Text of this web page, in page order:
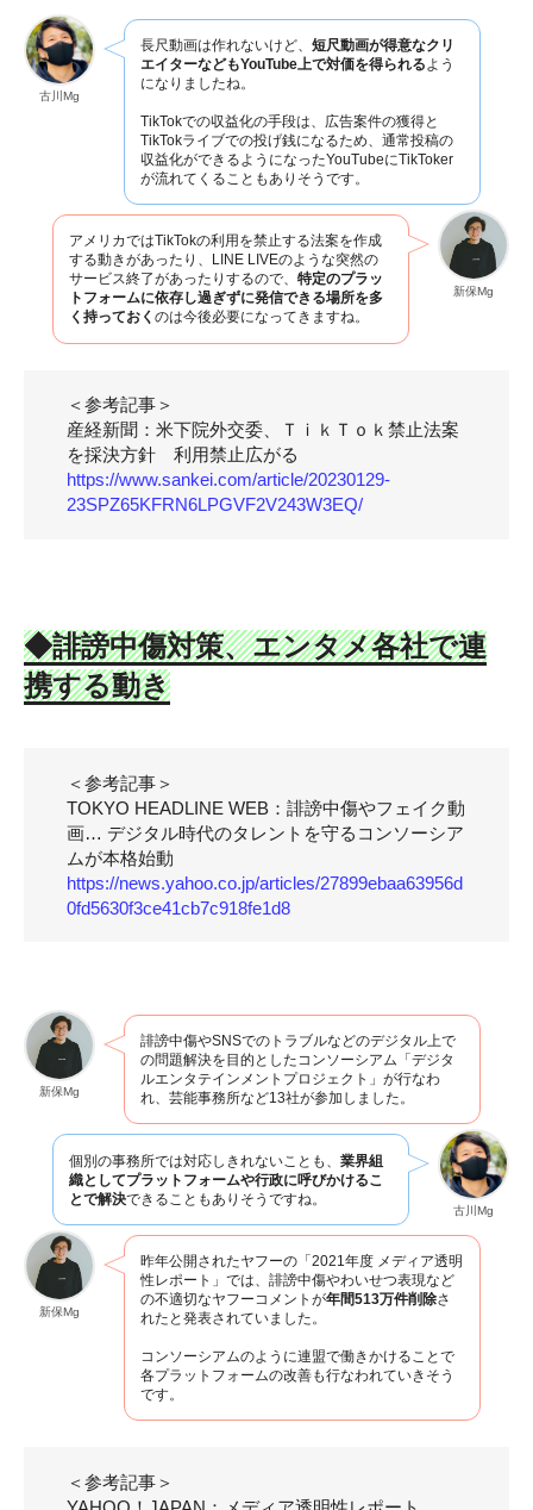
古川Mg
長尺動画は作れないけど、短尺動画が得意なクリ
エイターなどもYouTube上で対価を得られるよう
になりましたね。
TikTokでの収益化の手段は、広告案件の獲得と
TikTokライブでの投げ銭になるため、通常投稿の
収益化ができるようになったYouTubeにTikToker
が流れてくることもありそうです。
新保Mg
アメリカではTikTokの利用を禁止する法案を作成
する動きがあったり、LINE LIVEのような突然の
サービス終了があったりするので、特定のプラッ
トフォームに依存し過ぎずに発信できる場所を多
く持っておくのは今後必要になってきますね。
＜参考記事＞
産経新聞：米下院外交委、ＴｉｋＴｏｋ禁止法案
を採決方針 利用禁止広がる
https://www.sankei.com/article/20230129-
23SPZ65KFRN6LPGVF2V243W3EQ/
◆誹謗中傷対策、エンタメ各社で連
携する動き
＜参考記事＞
TOKYO HEADLINE WEB：誹謗中傷やフェイク動
画… デジタル時代のタレントを守るコンソーシア
ムが本格始動
https://news.yahoo.co.jp/articles/27899ebaa63956d
0fd5630f3ce41cb7c918fe1d8
新保Mg
誹謗中傷やSNSでのトラブルなどのデジタル上で
の問題解決を目的としたコンソーシアム「デジタ
ルエンタテインメントプロジェクト」が行なわ
れ、芸能事務所など13社が参加しました。
古川Mg
個別の事務所では対応しきれないことも、業界組
織としてプラットフォームや行政に呼びかけるこ
とで解決できることもありそうですね。
新保Mg
昨年公開されたヤフーの「2021年度 メディア透明
性レポート」では、誹謗中傷やわいせつ表現など
の不適切なヤフーコメントが年間513万件削除さ
れたと発表されていました。
コンソーシアムのように連盟で働きかけることで
各プラットフォームの改善も行なわれていきそう
です。
＜参考記事＞